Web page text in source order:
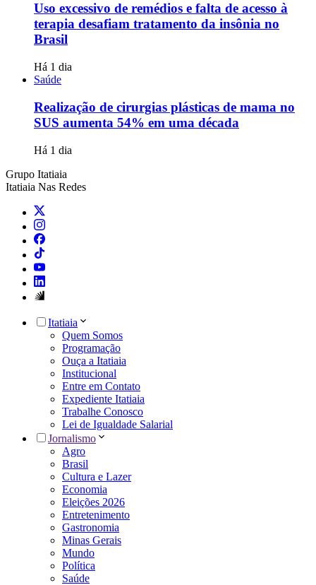
Uso excessivo de remédios e falta de acesso à
terapia desafiam tratamento da insônia no
Brasil
Há 1 dia
Saúde
Realização de cirurgias plásticas de mama no
SUS aumenta 54% em uma década
Há 1 dia
Grupo Itatiaia
Itatiaia Nas Redes
Itatiaia
Quem Somos
Programação
Ouça a Itatiaia
Institucional
Entre em Contato
Expediente Itatiaia
Trabalhe Conosco
Lei de Igualdade Salarial
Jornalismo
Agro
Brasil
Cultura e Lazer
Economia
Eleições 2026
Entretenimento
Gastronomia
Minas Gerais
Mundo
Política
Saúde